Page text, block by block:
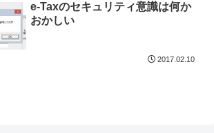
e-Taxのセキュリティ意識は何か
おかしい
2017.02.10